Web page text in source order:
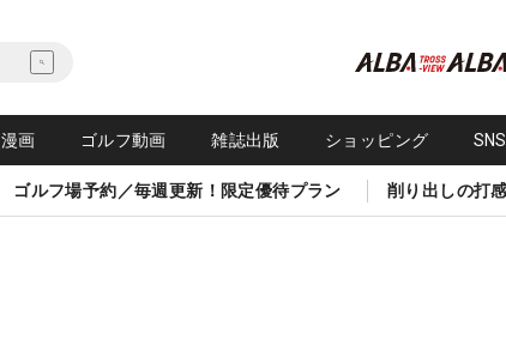
漫画 ゴルフ動画 雑誌出版 ショッピング
ゴルフ場予約／毎週更新！限定優待プラン 削り出しの打